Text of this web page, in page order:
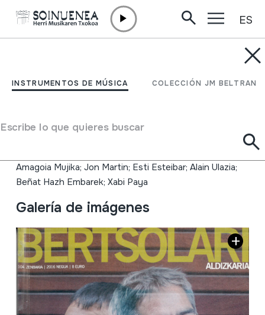
INSTRUMENTOS DE MÚSICA COLECCIÓN JM BELTRAN
Escribe lo que quieres buscar
ES
Bertsolari, 104 zenbakia;
isildutakoak
Amagoia Mujika; Jon Martin; Esti Esteibar; Alain Ulazia;
Beñat Hazh Embarek; Xabi Paya
Galería de imágenes